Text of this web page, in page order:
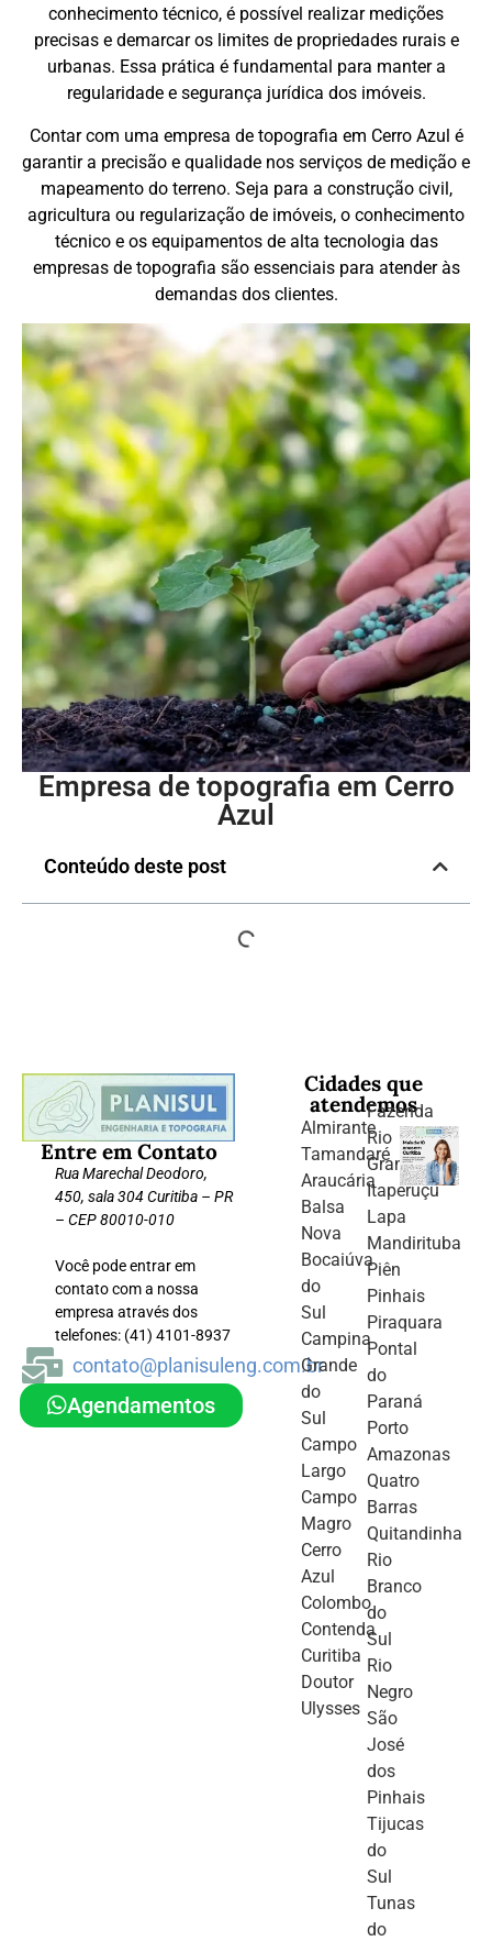
conhecimento técnico, é possível realizar medições
precisas e demarcar os limites de propriedades rurais e
urbanas. Essa prática é fundamental para manter a
regularidade e segurança jurídica dos imóveis.
Contar com uma empresa de topografia em Cerro Azul é
garantir a precisão e qualidade nos serviços de medição e
mapeamento do terreno. Seja para a construção civil,
agricultura ou regularização de imóveis, o conhecimento
técnico e os equipamentos de alta tecnologia das
empresas de topografia são essenciais para atender às
demandas dos clientes.
Empresa de topografia em Cerro
Azul
Conteúdo deste post
Entre em Contato
Rua Marechal Deodoro,
450, sala 304 Curitiba – PR
– CEP 80010-010
Você pode entrar em
contato com a nossa
empresa através dos
telefones: (41) 4101-8937
contato@planisuleng.com.br
Agendamentos
Cidades que
atendemos
Almirante
Tamandaré
Araucária
Balsa
Nova
Bocaiúva
do
Sul
Campina
Grande
do
Sul
Campo
Largo
Campo
Magro
Cerro
Azul
Colombo
Contenda
Curitiba
Doutor
Ulysses
Fazenda
Rio
Grande
Itaperuçu
Lapa
Mandirituba
Piên
Pinhais
Piraquara
Pontal
do
Paraná
Porto
Amazonas
Quatro
Barras
Quitandinha
Rio
Branco
do
Sul
Rio
Negro
São
José
dos
Pinhais
Tijucas
do
Sul
Tunas
do